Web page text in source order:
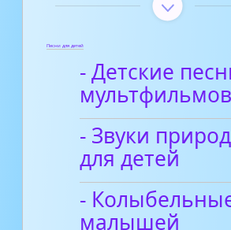
Песни для детей
- Детские
мультфильмов
- Звуки
для детей
-
малышей